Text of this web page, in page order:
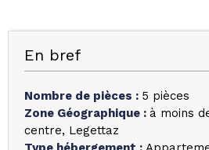
En bref
Nombre de pièces : 5 pièces
Zone Géographique : à moins
centre
Legettaz